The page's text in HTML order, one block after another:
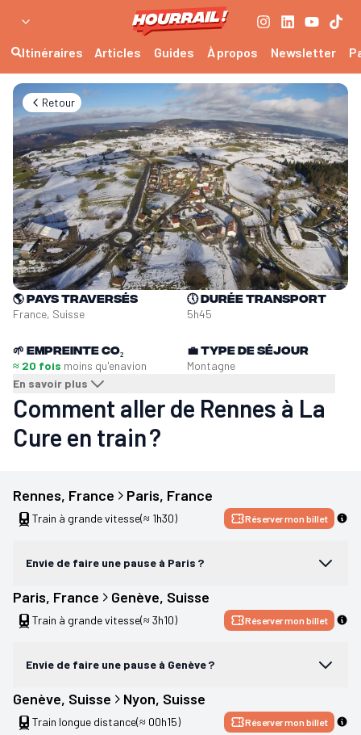
Itinéraires Articles Guides À propos Newsletter
Retour
🌎Pays traversés
France, Suisse
🕔Durée transport
5h45
🌱 Empreinte CO₂
≈ 20 fois moins qu'enavion
En savoir plus
💼Type de séjour
Montagne
Comment aller de Rennes à La
Cure en train ?
Rennes, France Paris, France
Train à grande vitesse(≈ 1h30) Réserver mon billet
Envie de faire une pause à Paris ?
Paris, France Genève, Suisse
Train à grande vitesse(≈ 3h10) Réserver mon billet
Envie de faire une pause à Genève ?
Genève, Suisse Nyon, Suisse
Train longue distance(≈ 00h15) Réserver mon billet